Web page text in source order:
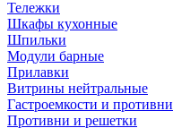
Тележки
Шкафы кухонные
Шпильки
Модули барные
Прилавки
Витрины нейтральные
Гастроемкости и противни
Противни и решетки